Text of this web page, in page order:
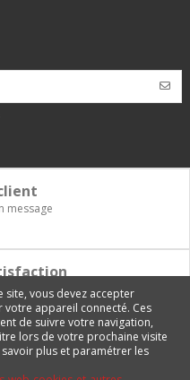
message
d'avis et être remboursé
sécurisé
frais, virement bancaire
site, vous devez accepter
votre appareil connecté. Ces
de suivre votre navigation,
lors de votre prochaine visite
plus et paramétrer les